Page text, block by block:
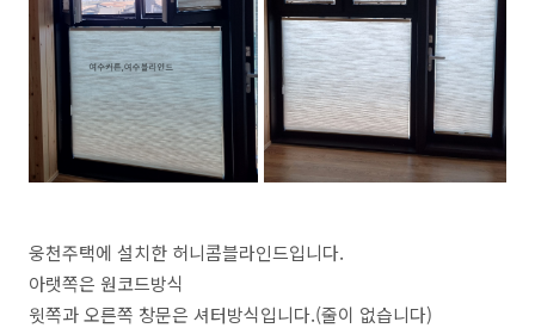
웅천주택에 설치한 허니콤블라인드입니다.
아랫쪽은 원코드방식
윗쪽과 오른쪽 창문은 셔터방식입니다.(줄이 없습니다)